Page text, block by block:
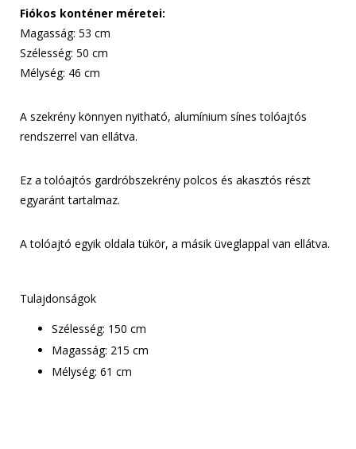
Fiókos konténer méretei:
Magasság: 53 cm
Szélesség: 50 cm
Mélység: 46 cm
A szekrény könnyen nyitható, alumínium sínes tolóajtós
rendszerrel van ellátva.
Ez a tolóajtós gardróbszekrény polcos és akasztós részt
egyaránt tartalmaz.
A tolóajtó egyik oldala tükör, a másik üveglappal van ellátva.
Tulajdonságok
Szélesség: 150 cm
Magasság: 215 cm
Mélység: 61 cm